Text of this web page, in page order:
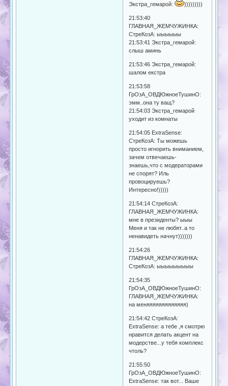
Экстра_гемарой:
)))))))))
21:53:40
ГЛАВНАЯ_ЖЕМЧУЖИНКА:
СтреКозА: ыыыыыы
21:53:41 Экстра_гемарой:
слыш аминь
21:53:46 Экстра_гемарой:
шалом екстра
21:53:58
ГрОзА_ОВДЮжноеТушинО:
эмм..она ту ващ?
21:54:03 Экстра_гемарой
уходит из комнаты
21:54:05 ExtraSense:
СтреКозА: Ты можешь
просто игнорить вниманием,
зачем отвечаешь-
знаешь,что с модераторами
не спорят? Иль
провоцируешь?
Интересно!)))))
21:54:14 СтреКозА:
ГЛАВНАЯ_ЖЕМЧУЖИНКА:
мне в президенты? ыыы
Меня и так не любят..а то
ненавидеть начнут)))))))
21:54:26
ГЛАВНАЯ_ЖЕМЧУЖИНКА:
СтреКозА: ыыыыыыыыы
21:54:35
ГрОзА_ОВДЮжноеТушинО:
ГЛАВНАЯ_ЖЕМЧУЖИНКА:
на меняяяяяяяяяяяяя)
21:54:42 СтреКозА:
ExtraSense: а тебе ,я смотрю
нравится делать акцент на
модерстве...у тебя комплекс
чтоль?
21:55:50
ГрОзА_ОВДЮжноеТушинО:
ExtraSense: так вот... Ваше